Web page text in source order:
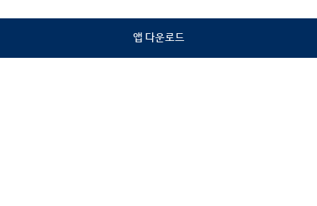
검색
앱 다운로드